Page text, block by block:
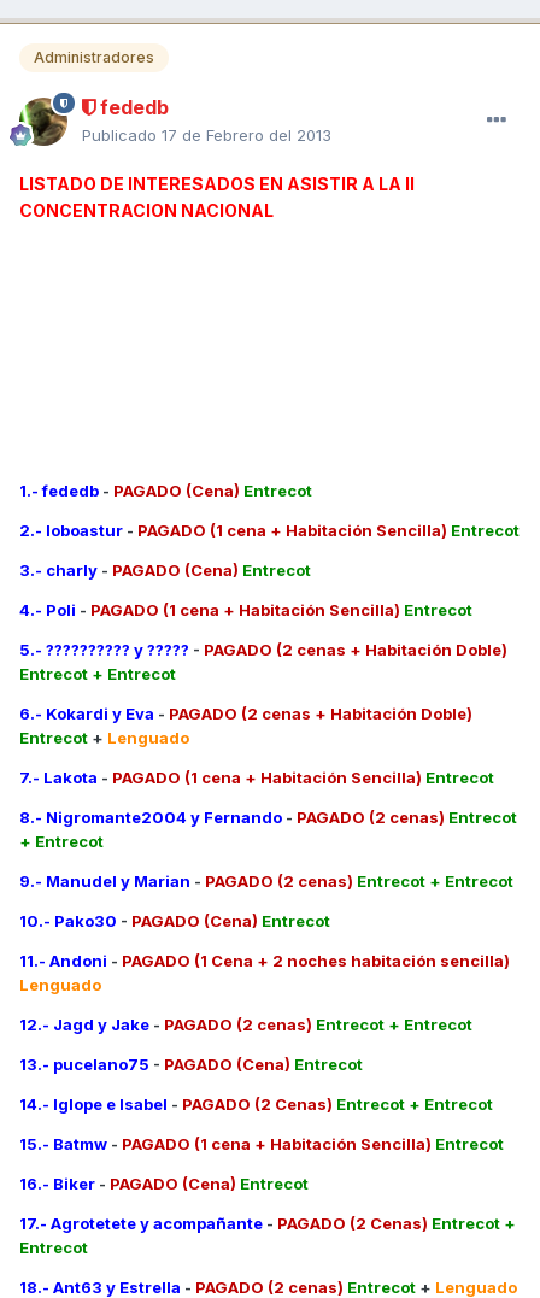
Administradores
fededb
Publicado 17 de Febrero del 2013
LISTADO DE INTERESADOS EN ASISTIR A LA II
CONCENTRACION NACIONAL
1.- fededb - PAGADO (Cena) Entrecot
2.- loboastur - PAGADO (1 cena + Habitación Sencilla) Entrecot
3.- charly - PAGADO (Cena) Entrecot
4.- Poli - PAGADO (1 cena + Habitación Sencilla) Entrecot
5.- ?????????? y ????? - PAGADO (2 cenas + Habitación Doble)
Entrecot + Entrecot
6.- Kokardi y Eva - PAGADO (2 cenas + Habitación Doble)
Entrecot + Lenguado
7.- Lakota - PAGADO (1 cena + Habitación Sencilla) Entrecot
8.- Nigromante2004 y Fernando - PAGADO (2 cenas) Entrecot
+ Entrecot
9.- Manudel y Marian - PAGADO (2 cenas) Entrecot + Entrecot
10.- Pako30 - PAGADO (Cena) Entrecot
11.- Andoni - PAGADO (1 Cena + 2 noches habitación sencilla)
Lenguado
12.- Jagd y Jake - PAGADO (2 cenas) Entrecot + Entrecot
13.- pucelano75 - PAGADO (Cena) Entrecot
14.- Iglope e Isabel - PAGADO (2 Cenas) Entrecot + Entrecot
15.- Batmw - PAGADO (1 cena + Habitación Sencilla) Entrecot
16.- Biker - PAGADO (Cena) Entrecot
17.- Agrotetete y acompañante - PAGADO (2 Cenas) Entrecot +
Entrecot
18.- Ant63 y Estrella - PAGADO (2 cenas) Entrecot + Lenguado